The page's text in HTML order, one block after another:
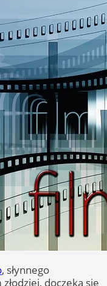
, słynnego
doczeka się